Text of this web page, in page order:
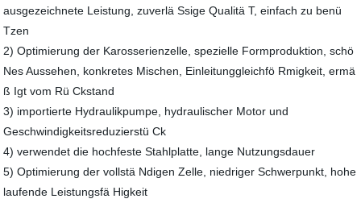
ausgezeichnete Leistung, zuverlä Ssige Qualitä T, einfach zu benü
Tzen
2) Optimierung der Karosserienzelle, spezielle Formproduktion, schö
Nes Aussehen, konkretes Mischen, Einleitunggleichfö Rmigkeit, ermä
ß Igt vom Rü Ckstand
3) importierte Hydraulikpumpe, hydraulischer Motor und
Geschwindigkeitsreduzierstü Ck
4) verwendet die hochfeste Stahlplatte, lange Nutzungsdauer
5) Optimierung der vollstä Ndigen Zelle, niedriger Schwerpunkt, hohe
laufende Leistungsfä Higkeit